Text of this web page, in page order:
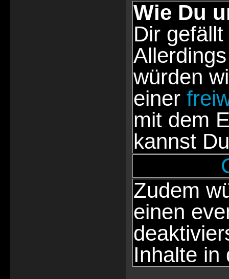
Wie Du
Dir
würden
einer
mit dem
kannst
Zudem
einen
Inhalte in